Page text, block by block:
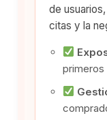
de
citas y la
primeros